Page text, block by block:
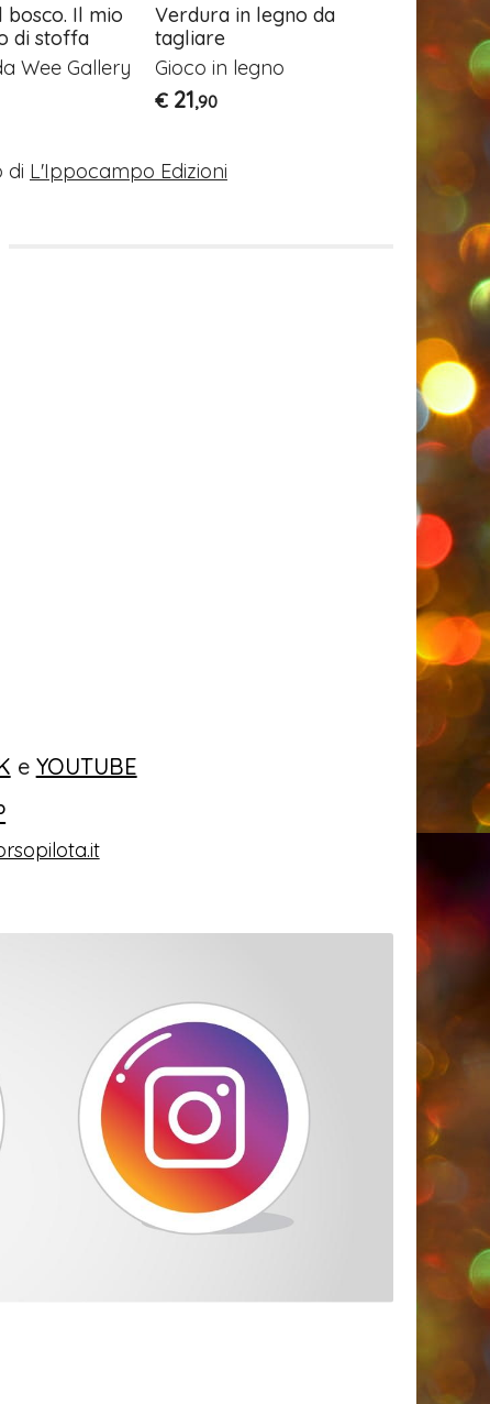
bosco. Il mio
di stoffa
Wee Gallery
Verdura in legno da
tagliare
Gioco in legno
€ 21,90
Primo
bambini
di L'Ippocampo Edizioni
e YOUTUBE